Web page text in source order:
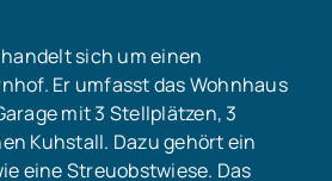
sich um einen
Er umfasst das Wohnhaus
mit 3 Stellplätzen, 3
Kuhstall. Dazu gehört ein
eine Streuobstwiese. Das